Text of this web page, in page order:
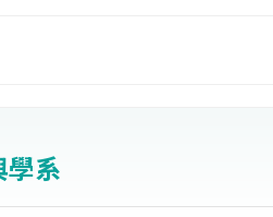
為台灣首府大學，2011年，
學系